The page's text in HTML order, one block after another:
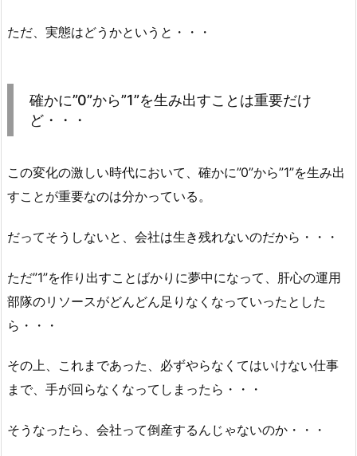
ただ、実態はどうかというと・・・
確かに”0”から”1”を生み出すことは重要だけ
ど・・・
この変化の激しい時代において、確かに”0”から”1”を生み出
すことが重要なのは分かっている。
だってそうしないと、会社は生き残れないのだから・・・
ただ”1”を作り出すことばかりに夢中になって、肝心の運用
部隊のリソースがどんどん足りなくなっていったとした
ら・・・
その上、これまであった、必ずやらなくてはいけない仕事
まで、手が回らなくなってしまったら・・・
そうなったら、会社って倒産するんじゃないのか・・・